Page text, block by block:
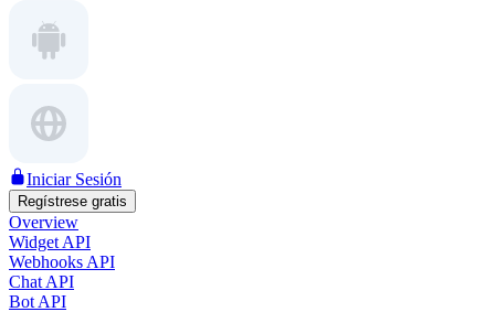
Iniciar Sesión
Regístrese gratis
Overview
Widget API
Webhooks API
Chat API
Bot API